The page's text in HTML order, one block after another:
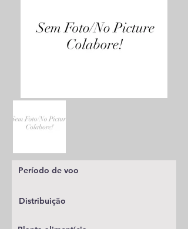
Período de voo
Distribuição